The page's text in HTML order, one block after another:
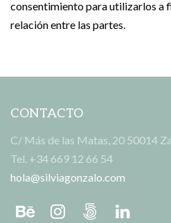
consentimiento para utilizarlos a
relación entre las partes.
CONTACTO
C/ Más de las Matas, 20 50014
Tel. +34 669 12 66 54
hola@silviagonzalo.com